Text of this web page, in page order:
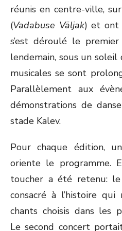
réunis en centre-ville,
(Vadabuse Väljak) et ont
s’est déroulé le
lendemain, sous un
musicales se sont
Parallèlement aux
démonstrations de
stade Kalev.
Pour chaque édition,
oriente le programme.
toucher a été retenu:
consacré à l’histoire
chants choisis dans les
Le second concert